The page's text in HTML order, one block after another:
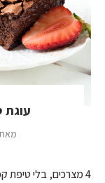
עוגת
4 מצרכים, בלי